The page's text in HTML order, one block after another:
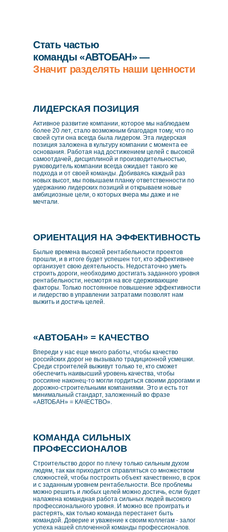
Стать частью
команды «АВТОБАН» —
Значит разделять наши ценности
ЛИДЕРСКАЯ ПОЗИЦИЯ
Активное развитие компании, которое мы наблюдаем
более 20 лет, стало возможным благодаря тому, что по
своей сути она всегда была лидером. Эта лидерская
позиция заложена в культуру компании с момента ее
основания. Работая над достижением целей с высокой
самоотдачей, дисциплиной и производительностью,
руководитель компании всегда ожидает такого же
подхода и от своей команды. Добиваясь каждый раз
новых высот, мы повышаем планку ответственности по
удержанию лидерских позиций и открываем новые
амбициозные цели, о которых вчера мы даже и не
мечтали.
ОРИЕНТАЦИЯ НА ЭФФЕКТИВНОСТЬ
Былые времена высокой рентабельности проектов
прошли, и в итоге будет успешен тот, кто эффективнее
организует свою деятельность. Недостаточно уметь
строить дороги, необходимо достигать заданного уровня
рентабельности, несмотря на все сдерживающие
факторы. Только постоянное повышение эффективности
и лидерство в управлении затратами позволят нам
выжить и достичь целей.
«АВТОБАН» = КАЧЕСТВО
Впереди у нас еще много работы, чтобы качество
российских дорог не вызывало традиционной усмешки.
Среди строителей выживут только те, кто сможет
обеспечить наивысший уровень качества, чтобы
россияне наконец-то могли гордиться своими дорогами и
дорожно-строительными компаниями. Это и есть тот
минимальный стандарт, заложенный во фразе
«АВТОБАН» = КАЧЕСТВО».
КОМАНДА СИЛЬНЫХ
ПРОФЕССИОНАЛОВ
Строительство дорог по плечу только сильным духом
людям, так как приходится справляться со множеством
сложностей, чтобы построить объект качественно, в срок
и с заданным уровнем рентабельности. Все проблемы
можно решить и любых целей можно достичь, если будет
налажена командная работа сильных людей высокого
профессионального уровня. И можно все проиграть и
растерять, как только команда перестанет быть
командой. Доверие и уважение к своим коллегам - залог
успеха нашей сплоченной команды профессионалов.